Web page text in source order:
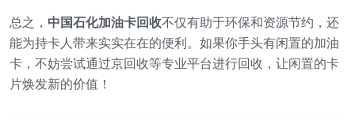
总之， 中国石化加油卡回收不仅有助于环保和资源节约，还
能为持卡人带来实实在在的便利。如果你手头有闲置的加油
卡，不妨尝试通过京回收等专业平台进行回收，让闲置的卡
片焕发新的价值！